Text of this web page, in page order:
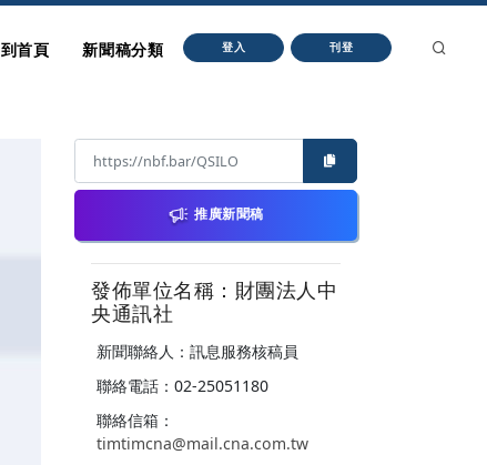
首頁 新聞稿分類 登入 刊登
推廣新聞稿
發佈單位名稱：財團法人中
央通訊社
新聞聯絡人：訊息服務核稿員
聯絡電話：02-25051180
聯絡信箱：
timtimcna@mail.cna.com.tw